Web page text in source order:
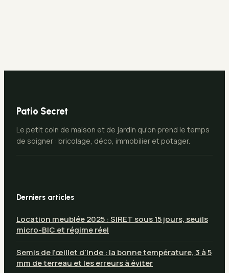
Patio Secret
Le petit coin de maison et de jardin qu'on prend le temps
de soigner : bricolage, déco, immobilier et potager.
Derniers articles
Location meublée 2025 : SIRET sous 15 jours, seuils
micro-BIC et régime réel
Semis de l’œillet d’Inde : la bonne température, 3 à 5
mm de terreau et les erreurs à éviter